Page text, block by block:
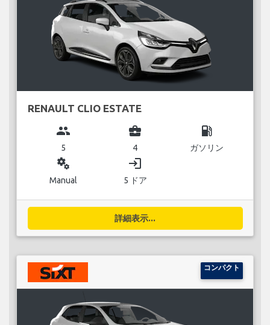
RENAULT CLIO ESTATE
group
5
business_center
4
local_gas_station
ガソリン
miscellaneous_services
Manual
login
5 ドア
詳細表示...
コンパクト